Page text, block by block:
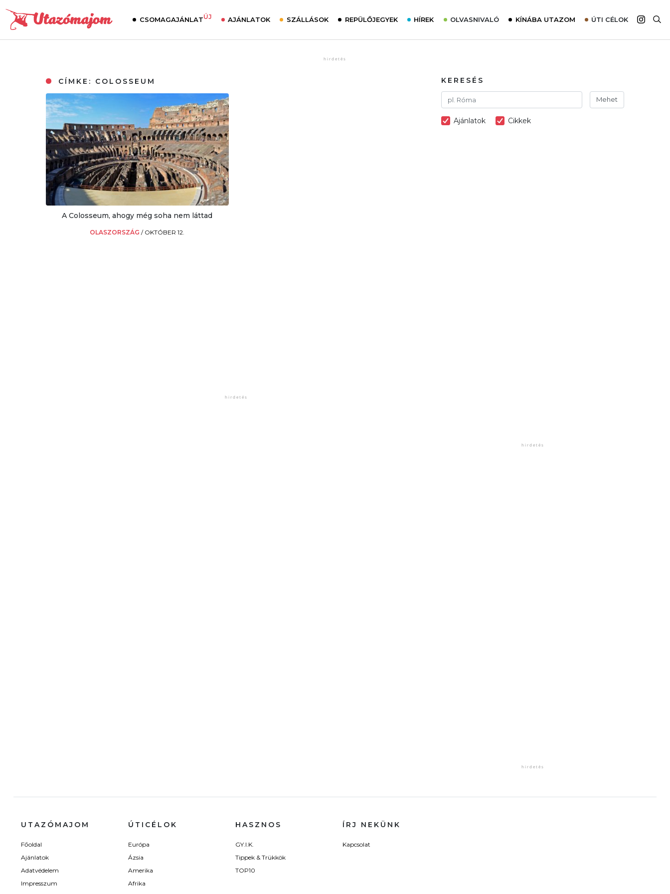
CSOMAGAJÁNLATÚJ AJÁNLATOK SZÁLLÁSOK REPÜLŐJEGYEK HÍREK OLVASNIVALÓ
Interjú
Élménybeszámolók
KÍNÁBA UTAZOM ÚTI CÉLOK
Ausztrália
CÍMKE: COLOSSEUM
A Colosseum, ahogy még soha nem láttad
OLASZORSZÁG/ OKTÓBER 12.
KERESÉS
Mehet
Ajánlatok Cikkek
UTAZÓMAJOM
Főoldal
Ajánlatok
Adatvédelem
Impresszum
ÚTICÉLOK
Európa
Ázsia
Amerika
Afrika
HASZNOS
GY.I.K.
Tippek & Trükkök
TOP10
ÍRJ NEKÜNK
Kapcsolat